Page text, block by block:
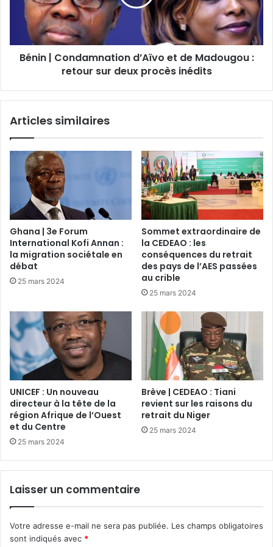
Bénin | Condamnation d’Aïvo et de Madougou :
retour sur deux procès inédits
Articles similaires
Ghana | 3e Forum
International Kofi Annan :
la migration sociétale en
débat
25 mars 2024
Sommet extraordinaire de
la CEDEAO : les
conséquences du retrait
des pays de l’AES passées
au crible
25 mars 2024
UNICEF : Un nouveau
directeur à la tête de la
région Afrique de l’Ouest
et du Centre
25 mars 2024
Brève | CEDEAO : Tiani
revient sur les raisons du
retrait du Niger
25 mars 2024
Laisser un commentaire
Votre adresse e-mail ne sera pas publiée. Les champs obligatoires
sont indiqués avec *